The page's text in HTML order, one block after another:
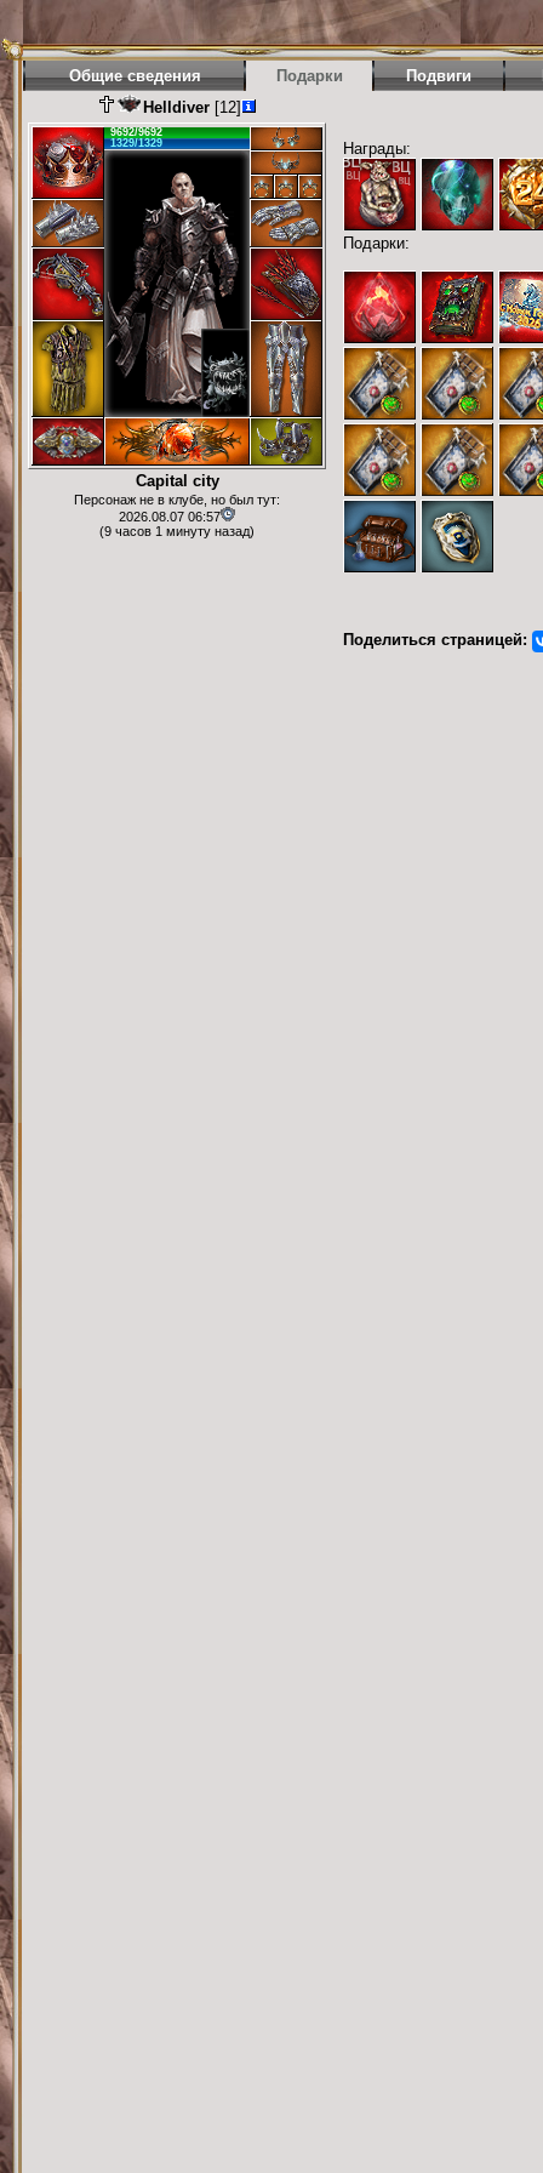
Общие сведения Подарки Подвиги
Helldiver[12]
9692/9692
1329/1329
Capital city
Персонаж не в клубе, но был тут:
2026.08.07 06:57
(9 часов 1 минуту назад)
Награды:
Подарки:
Поделиться страницей: